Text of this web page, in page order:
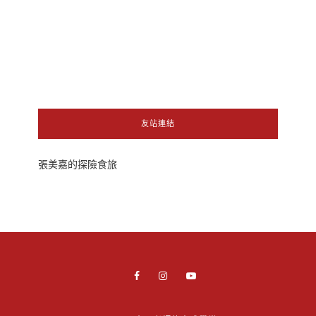
友站連結
張美嘉的探險食旅